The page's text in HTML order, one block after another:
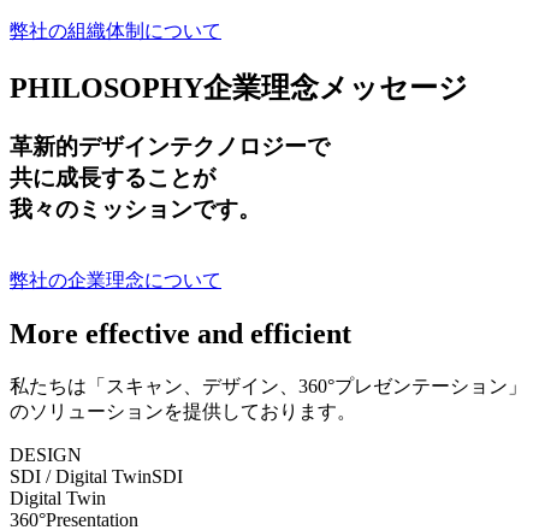
弊社の組織体制について
PHILOSOPHY企業理念メッセージ
革新的デザインテクノロジーで
共に成長することが
我々のミッションです。
弊社の企業理念について
More effective and efficient
私たちは「スキャン、デザイン、360°プレゼンテーション」
のソリューションを提供しております。
DESIGN
SDI / Digital TwinSDI
Digital Twin
360°Presentation